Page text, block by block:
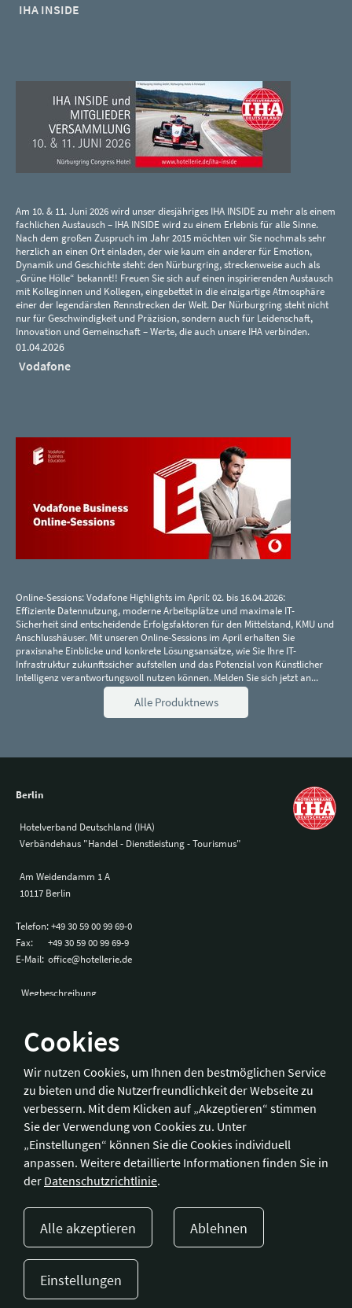
Cookies
Wir nutzen Cookies, um Ihnen den bestmöglichen Service
zu bieten und die Nutzerfreundlichkeit der Webseite zu
verbessern. Mit dem Klicken auf „Akzeptieren“ stimmen
Sie der Verwendung von Cookies zu. Unter
„Einstellungen“ können Sie die Cookies individuell
anpassen. Weitere detaillierte Informationen finden Sie in
der Datenschutzrichtlinie.
Alle akzeptieren Ablehnen
Einstellungen
IHA INSIDE
Am 10. & 11. Juni 2026 wird unser diesjähriges IHA INSIDE zu mehr als einem
fachlichen Austausch – IHA INSIDE wird zu einem Erlebnis für alle Sinne.
Nach dem großen Zuspruch im Jahr 2015 möchten wir Sie nochmals sehr
herzlich an einen Ort einladen, der wie kaum ein anderer für Emotion,
Dynamik und Geschichte steht: den Nürburgring, streckenweise auch als
„Grüne Hölle“ bekannt!! Freuen Sie sich auf einen inspirierenden Austausch
mit Kolleginnen und Kollegen, eingebettet in die einzigartige Atmosphäre
einer der legendärsten Rennstrecken der Welt. Der Nürburgring steht nicht
nur für Geschwindigkeit und Präzision, sondern auch für Leidenschaft,
Innovation und Gemeinschaft – Werte, die auch unsere IHA verbinden.
01.04.2026
Vodafone
Online-Sessions: Vodafone Highlights im April: 02. bis 16.04.2026:
Effiziente Datennutzung, moderne Arbeitsplätze und maximale IT-
Sicherheit sind entscheidende Erfolgsfaktoren für den Mittelstand, KMU und
Anschlusshäuser. Mit unseren Online-Sessions im April erhalten Sie
praxisnahe Einblicke und konkrete Lösungsansätze, wie Sie Ihre IT-
Infrastruktur zukunftssicher aufstellen und das Potenzial von Künstlicher
Intelligenz verantwortungsvoll nutzen können. Melden Sie sich jetzt an...
Alle Produktnews
Berlin
Hotelverband Deutschland (IHA)
Verbändehaus "Handel - Dienstleistung - Tourismus"
Am Weidendamm 1 A
10117 Berlin
Telefon:+49 30 59 00 99 69-0
Fax:
+49 30 59 00 99 69-9
E-Mail: office@hotellerie.de
Wegbeschreibung
Hotelverband Deutschland (IHA) / IHA-Service GmbH
Kronprinzenstraße 37
53173 Bonn
Telefon:
Fax:
+49 228 92 39 29-9
E-Mail:bonn@hotellerie.de
Wegbeschreibung
Presse Kontakt
Cookie-Einstellungen